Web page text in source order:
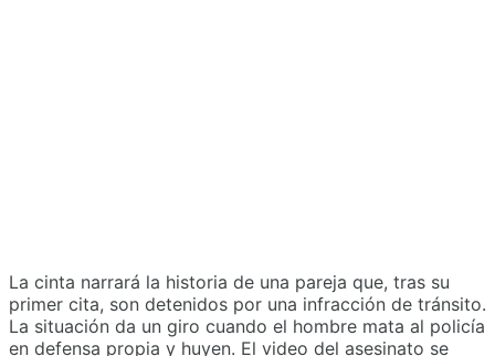
La cinta narrará la historia de una pareja que, tras su
primer cita, son detenidos por una infracción de tránsito.
La situación da un giro cuando el hombre mata al policía
en defensa propia y huyen. El video del asesinato se